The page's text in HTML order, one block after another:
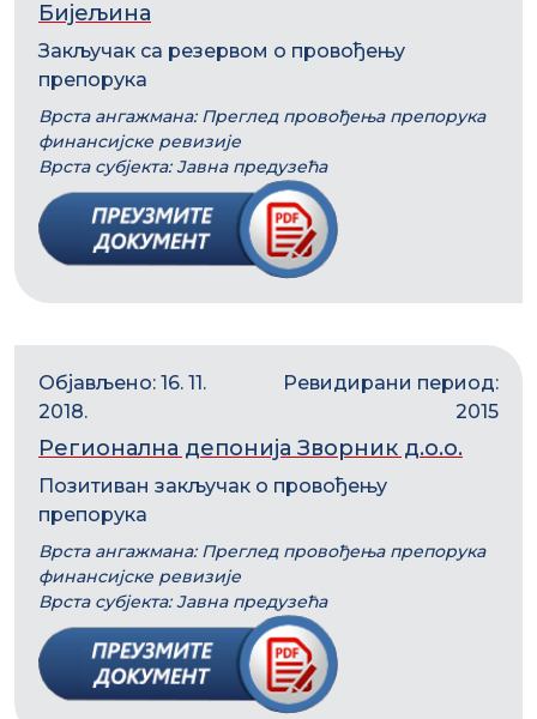
Бијељина
Закључак са резервом о провођењу
препорука
Врста ангажмана: Преглед провођења препорука
финансијске ревизије
Врста субјекта: Јавна предузећа
Објављено: 16. 11.
2018.
Ревидирани период:
2015
Регионална депонија Зворник д.о.о.
Позитиван закључак о провођењу
препорука
Врста ангажмана: Преглед провођења препорука
финансијске ревизије
Врста субјекта: Јавна предузећа